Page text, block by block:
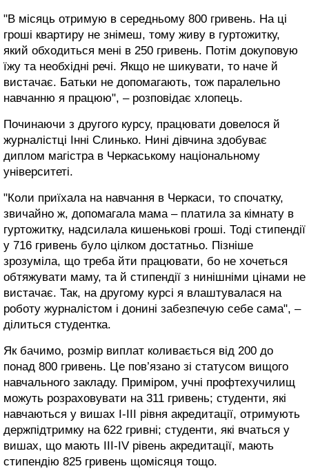
"В місяць отримую в середньому 800 гривень. На ці
гроші квартиру не знімеш, тому живу в гуртожитку,
який обходиться мені в 250 гривень. Потім докуповую
їжу та необхідні речі. Якщо не шикувати, то наче й
вистачає. Батьки не допомагають, тож паралельно
навчанню я працюю", – розповідає хлопець.
Починаючи з другого курсу, працювати довелося й
журналістці Інні Слинько. Нині дівчина здобуває
диплом магістра в Черкаському національному
університеті.
"Коли приїхала на навчання в Черкаси, то спочатку,
звичайно ж, допомагала мама – платила за кімнату в
гуртожитку, надсилала кишенькові гроші. Тоді стипендії
у 716 гривень було цілком достатньо. Пізніше
зрозуміла, що треба йти працювати, бо не хочеться
обтяжувати маму, та й стипендії з нинішніми цінами не
вистачає. Так, на другому курсі я влаштувалася на
роботу журналістом і донині забезпечую себе сама", –
ділиться студентка.
Як бачимо, розмір виплат коливається від 200 до
понад 800 гривень. Це пов’язано зі статусом вищого
навчального закладу. Приміром, учні профтехучилищ
можуть розраховувати на 311 гривень; студенти, які
навчаються у вишах І-ІІІ рівня акредитації, отримують
держпідтримку на 622 гривні; студенти, які вчаться у
вишах, що мають III-IV рівень акредитації, мають
стипендію 825 гривень щомісяця тощо.